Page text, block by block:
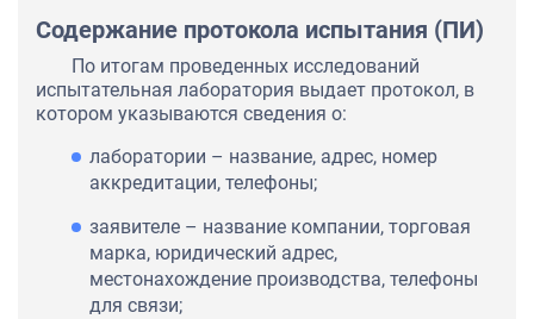
Содержание протокола испытания (ПИ)
По итогам проведенных исследований
испытательная лаборатория выдает протокол, в
котором указываются сведения о:
лаборатории – название, адрес, номер
аккредитации, телефоны;
заявителе – название компании, торговая
марка, юридический адрес,
местонахождение производства, телефоны
для связи;